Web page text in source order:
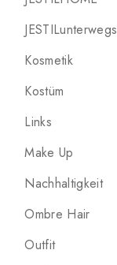
JESTILunterwegs
Kosmetik
Kostüm
Links
Make Up
Nachhaltigkeit
Ombre Hair
Outfit